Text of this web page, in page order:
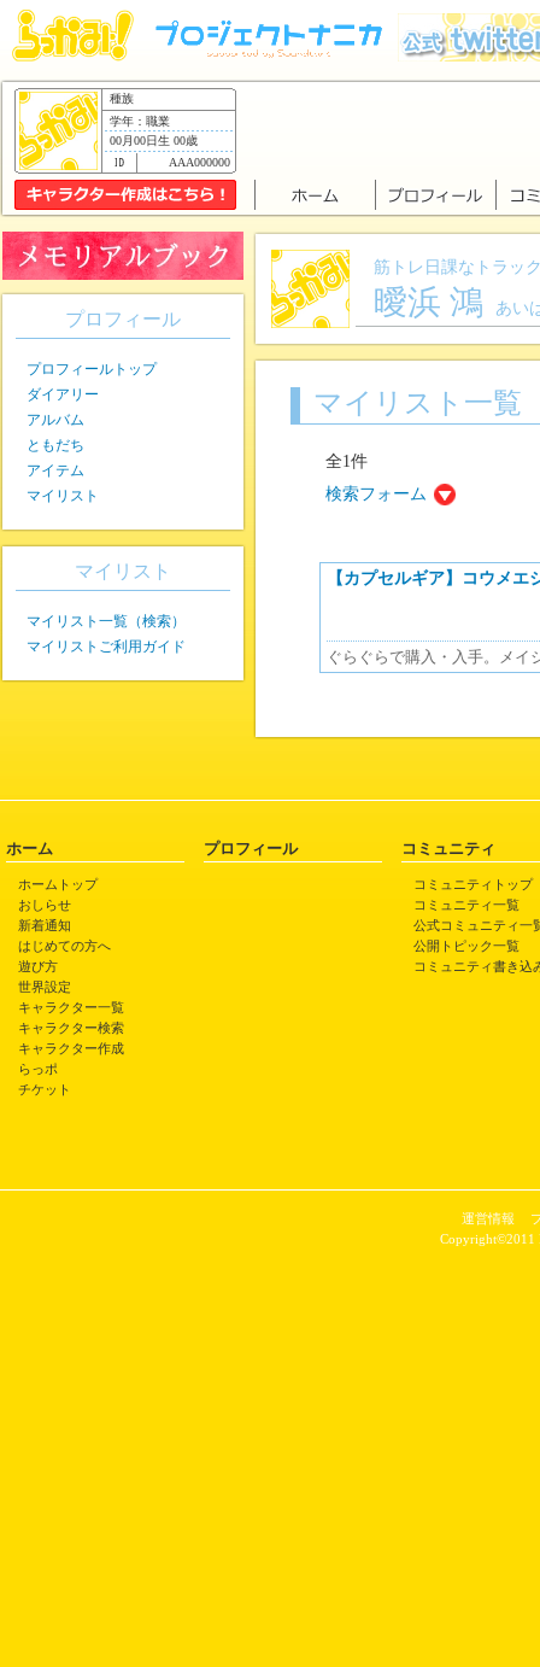
種族
学年：職業
00月00日生 00歳
AAA000000
筋トレ日課なトラッ
曖浜 鴻 あい
マイリスト一覧
全1件
検索フォーム
【カプセルギア】コウメエ
ぐらぐらで購入・入手。メ
プロフィール
プロフィールトップ
ダイアリー
アルバム
ともだち
アイテム
マイリスト
マイリスト
マイリスト一覧（検索）
マイリストご利用ガイド
ホーム
ホームトップ
おしらせ
新着通知
はじめての方へ
遊び方
世界設定
キャラクター一覧
キャラクター検索
キャラクター作成
らっポ
チケット
プロフィール コミュニティ
コミュニティトップ
コミュニティ一覧
公式コミュニティ一
公開トピック一覧
コミュニティ書き込
運営情報
Copyright©2011